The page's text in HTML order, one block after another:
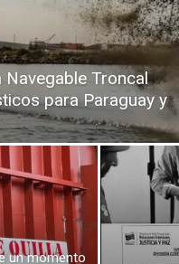
Navegable Troncal
para Paraguay y
un momento